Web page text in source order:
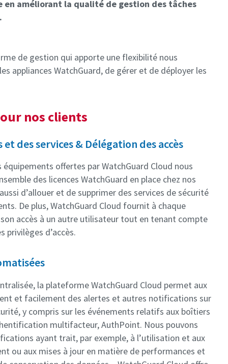
en améliorant la qualité de gestion des tâches
de gestion qui apporte une flexibilité nous
appliances WatchGuard, de gérer et de déployer les
nos clients
des services & Délégation des accès
offertes par WatchGuard Cloud nous
des licences WatchGuard en place chez nos
d’allouer et de supprimer des services de sécurité
De plus, WatchGuard Cloud fournit à chaque
accès à un autre utilisateur tout en tenant compte
privilèges d’accès.
la plateforme WatchGuard Cloud permet aux
et facilement des alertes et autres notifications sur
y compris sur les événements relatifs aux boîtiers
multifacteur, AuthPoint. Nous pouvons
ayant trait, par exemple, à l’utilisation et aux
ou aux mises à jour en matière de performances et